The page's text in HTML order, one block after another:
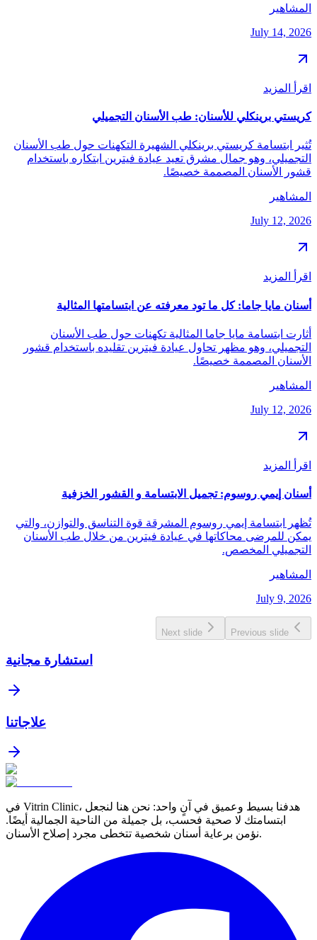
المشاهير
July 14, 2026
اقرأ المزيد
كريستي برينكلي للأسنان: طب الأسنان التجميلي
تُثير ابتسامة كريستي برينكلي الشهيرة التكهنات حول طب الأسنان
التجميلي، وهو جمال مشرق تعيد عيادة فيترين ابتكاره باستخدام
قشور الأسنان المصممة خصيصًا.
المشاهير
July 12, 2026
اقرأ المزيد
أسنان مايا جاما: كل ما تود معرفته عن ابتسامتها المثالية
أثارت ابتسامة مايا جاما المثالية تكهنات حول طب الأسنان
التجميلي، وهو مظهر تحاول عيادة فيترين تقليده باستخدام قشور
الأسنان المصممة خصيصًا.
المشاهير
July 12, 2026
اقرأ المزيد
أسنان إيمي روسوم: تجميل الابتسامة و القشور الخزفية
تُظهر ابتسامة إيمي روسوم المشرقة قوة التناسق والتوازن، والتي
يمكن للمرضى محاكاتها في عيادة فيترين من خلال طب الأسنان
التجميلي المخصص.
المشاهير
July 9, 2026
Previous slide
Next slide
استشارة مجانية
علاجاتنا
في Vitrin Clinic، هدفنا بسيط وعميق في آنٍ واحد: نحن هنا لنجعل
ابتسامتك لا صحية فحسب، بل جميلة من الناحية الجمالية أيضًا.
نؤمن برعاية أسنان شخصية تتخطى مجرد إصلاح الأسنان.